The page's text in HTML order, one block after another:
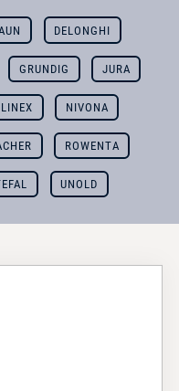
DELONGHI
GRUNDIG JURA
NIVONA
ROWENTA
UNOLD